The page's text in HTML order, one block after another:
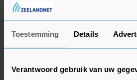
Toestemming Details
Verantwoord gebruik van uw